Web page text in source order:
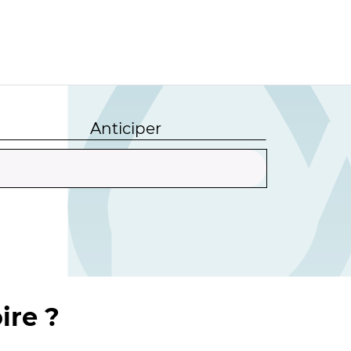
Anticiper
?